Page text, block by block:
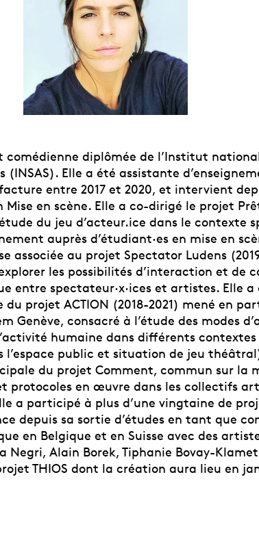
comédienne diplômée de l’Institut
(INSAS). Elle a été assistante
entre 2017 et 2020, et intervient
en scène. Elle a co-dirigé le projet
du jeu d’acteur.ice dans le contexte
auprès d’étudiant·es en mise en
associée au projet Spectator Ludens
les possibilités d’interaction et de
entre spectateur·x·ices et artistes. Elle a
projet ACTION (2018-2021) mené en
Genève, consacré à l’étude des modes
humaine dans différents
public et situation de jeu
du projet Comment, commun sur la
protocoles en œuvre dans les collectifs
a participé à plus d’une vingtaine de
depuis sa sortie d’études en tant que
en Belgique et en Suisse avec des
Negri, Alain Borek, Tiphanie Bovay-
THIOS dont la création aura lieu en